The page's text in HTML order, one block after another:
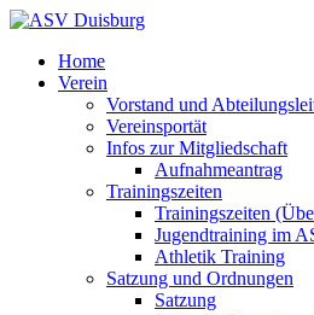
Home
Verein
Vorstand und
Vereinsportät
Infos zur Mitgliedschaft
Aufnahmeantrag
Trainingszeiten
Trainingszeiten
Jugendtraining im
Athletik Training
Satzung und Ordnungen
Satzung